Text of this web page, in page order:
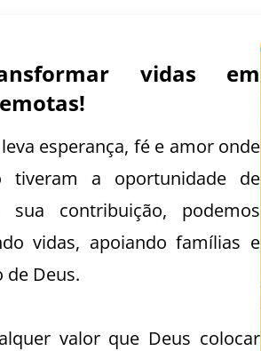
vidas em
esperança, fé e amor onde
tiveram a oportunidade de
contribuição, podemos
vidas, apoiando famílias e
de Deus.
valor que Deus colocar